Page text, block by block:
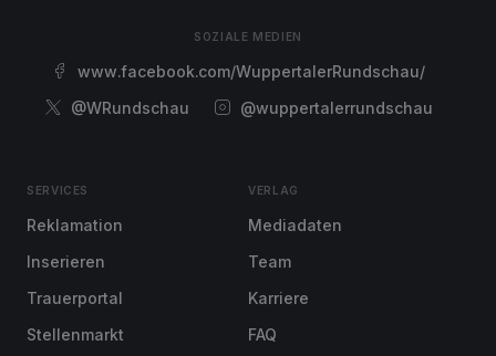
SOZIALE MEDIEN
www.facebook.com/WuppertalerRundschau/
@WRundschau
@wuppertalerrundschau
SERVICES
Reklamation
Inserieren
Trauerportal
Stellenmarkt
VERLAG
Mediadaten
Team
Karriere
FAQ